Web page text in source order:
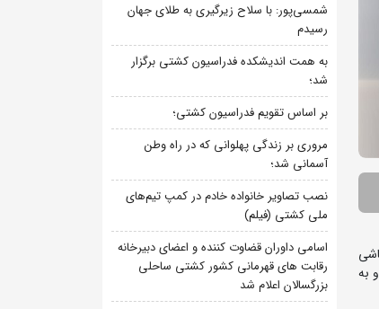
12 بر 2 یودای تاکاهاشی
و به
شمسی‌پور: با سلاح زیرگیری به طلای جهان
رسیدم
به همت اندیشکده فدراسیون کشتی برگزار
شد؛
بر اساس تقویم فدراسیون کشتی؛
مروری بر زندگی پهلوانی که در راه وطن
آسمانی شد؛
نصب تصاویر خانواده خادم در کمپ تیم‌های
ملی کشتی (فیلم)
اسامی داوران قضاوت کننده و اعضای دبیرخانه
رقابت های قهرمانی کشور کشتی ساحلی
بزرگسالان اعلام شد